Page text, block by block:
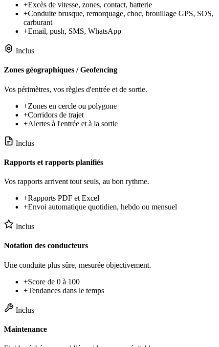
+Excès de vitesse, zones, contact, batterie
+Conduite brusque, remorquage, choc, brouillage GPS, SOS,
carburant
+Email, push, SMS, WhatsApp
Inclus
Zones géographiques / Geofencing
Vos périmètres, vos règles d'entrée et de sortie.
+Zones en cercle ou polygone
+Corridors de trajet
+Alertes à l'entrée et à la sortie
Inclus
Rapports et rapports planifiés
Vos rapports arrivent tout seuls, au bon rythme.
+Rapports PDF et Excel
+Envoi automatique quotidien, hebdo ou mensuel
Inclus
Notation des conducteurs
Une conduite plus sûre, mesurée objectivement.
+Score de 0 à 100
+Tendances dans le temps
Inclus
Maintenance